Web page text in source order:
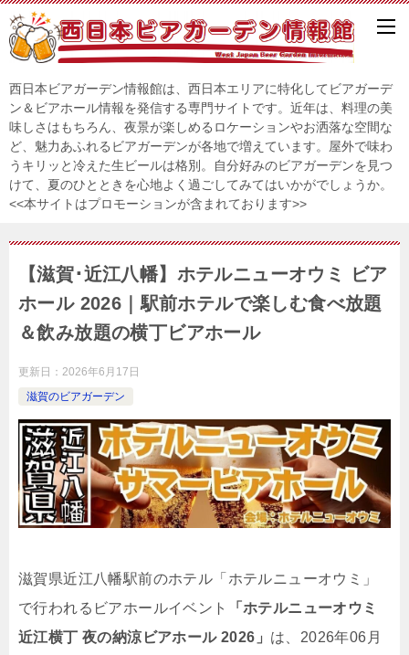
西日本ビアガーデン情報館は、西日本エリアに特化してビアガーデ
ン＆ビアホール情報を発信する専門サイトです。近年は、料理の美
味しさはもちろん、夜景が楽しめるロケーションやお洒落な空間な
ど、魅力あふれるビアガーデンが各地で増えています。屋外で味わ
うキリッと冷えた生ビールは格別。自分好みのビアガーデンを見つ
けて、夏のひとときを心地よく過ごしてみてはいかがでしょうか。
<<本サイトはプロモーションが含まれております>>
【滋賀･近江八幡】ホテルニューオウミ ビア
ホール 2026｜駅前ホテルで楽しむ食べ放題
＆飲み放題の横丁ビアホール
更新日： 2026年6月17日
滋賀のビアガーデン
滋賀県近江八幡駅前のホテル「ホテルニューオウミ」
で行われるビアホールイベント
「ホテルニューオウミ
近江横丁 夜の納涼ビアホール 2026」 は、2026年06月